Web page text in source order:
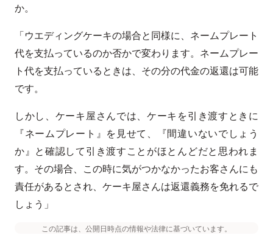
か。
「ウエディングケーキの場合と同様に、ネームプレート
代を支払っているのか否かで変わります。ネームプレー
ト代を支払っているときは、その分の代金の返還は可能
です。
しかし、ケーキ屋さんでは、ケーキを引き渡すときに
『ネームプレート』を見せて、『間違いないでしょう
か』と確認して引き渡すことがほとんどだと思われま
す。その場合、この時に気がつかなかったお客さんにも
責任があるとされ、ケーキ屋さんは返還義務を免れるで
しょう」
この記事は、公開日時点の情報や法律に基づいています。